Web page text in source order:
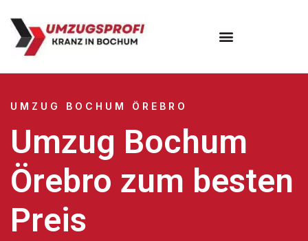
UMZUG BOCHUM ÖREBRO
Umzug Bochum
Örebro zum besten
Preis